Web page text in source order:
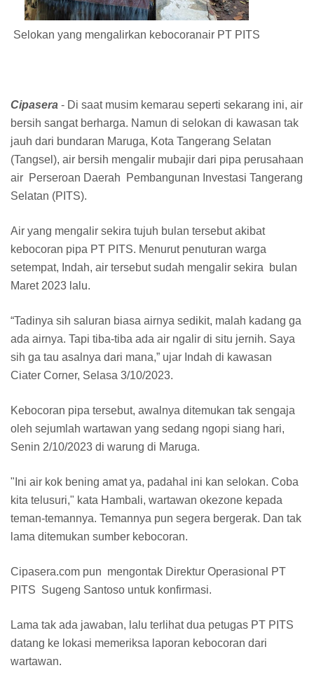
Selokan yang mengalirkan kebocoranair PT PITS
Cipasera - Di saat musim kemarau seperti sekarang ini, air
bersih sangat berharga. Namun di selokan di kawasan tak
jauh dari bundaran Maruga, Kota Tangerang Selatan
(Tangsel), air bersih mengalir mubajir dari pipa perusahaan
air Perseroan Daerah Pembangunan Investasi Tangerang
Selatan (PITS).
Air yang mengalir sekira tujuh bulan tersebut akibat
kebocoran pipa PT PITS. Menurut penuturan warga
setempat, Indah, air tersebut sudah mengalir sekira bulan
Maret 2023 lalu.
“Tadinya sih saluran biasa airnya sedikit, malah kadang ga
ada airnya. Tapi tiba-tiba ada air ngalir di situ jernih. Saya
sih ga tau asalnya dari mana,” ujar Indah di kawasan
Ciater Corner, Selasa 3/10/2023.
Kebocoran pipa tersebut, awalnya ditemukan tak sengaja
oleh sejumlah wartawan yang sedang ngopi siang hari,
Senin 2/10/2023 di warung di Maruga.
"Ini air kok bening amat ya, padahal ini kan selokan. Coba
kita telusuri," kata Hambali, wartawan okezone kepada
teman-temannya. Temannya pun segera bergerak. Dan tak
lama ditemukan sumber kebocoran.
Cipasera.com pun mengontak Direktur Operasional PT
PITS Sugeng Santoso untuk konfirmasi.
Lama tak ada jawaban, lalu terlihat dua petugas PT PITS
datang ke lokasi memeriksa laporan kebocoran dari
wartawan.